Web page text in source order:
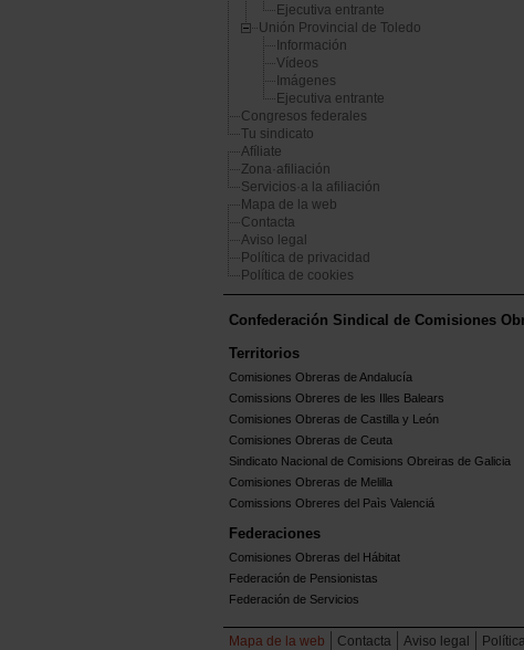
Ejecutiva entrante
Unión Provincial de Toledo
Información
Vídeos
Imágenes
Ejecutiva entrante
Congresos federales
Tu sindicato
Afíliate
Zona·afiliación
Servicios·a la afiliación
Mapa de la web
Contacta
Aviso legal
Política de privacidad
Política de cookies
Confederación Sindical de Comisiones
Territorios
Comisiones Obreras de Andalucía
Comissions Obreres de les Illes Balears
Comisiones Obreras de Castilla y León
Comisiones Obreras de Ceuta
Sindicato Nacional de Comisions Obreiras de Galicia
Comisiones Obreras de Melilla
Comissions Obreres del Paìs Valenciá
Federaciones
Comisiones Obreras del Hábitat
Federación de Pensionistas
Federación de Servicios
Mapa de la web Contacta Aviso legal